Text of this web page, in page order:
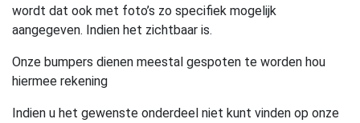
wordt dat ook met foto’s zo specifiek mogelijk
aangegeven. Indien het zichtbaar is.
Onze bumpers dienen meestal gespoten te worden hou
hiermee rekening
Indien u het gewenste onderdeel niet kunt vinden op onze